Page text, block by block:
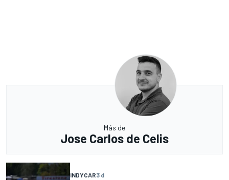
Más de
Jose Carlos de Celis
INDYCAR3 d